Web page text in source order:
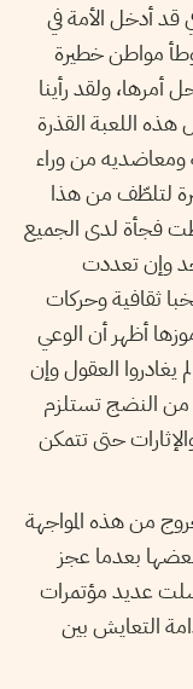
قد أدخل الأمة في
مواطن خطيرة
أمرها، ولقد رأينا
اللعبة القذرة
ومعاضديه من وراء
لتلطّف من هذا
فجأة لدى الجميع
وإن تعددت
ثقافية وحركات
أظهر أن الوعي
يغادروا العقول وإن
النضج تستلزم
حتى تتمكن
من هذه المواجهة
بعدما عجز
عديد مؤتمرات
التعايش بين